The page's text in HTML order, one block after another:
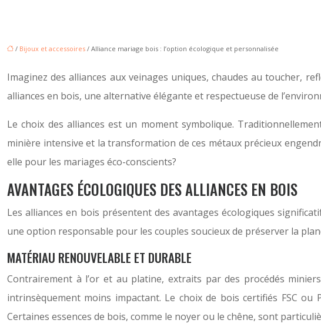
/ Bijoux et accessoires / Alliance mariage bois : l’option écologique et personnalisée
Imaginez des alliances aux veinages uniques, chaudes au toucher,
alliances en bois, une alternative élégante et respectueuse de
Le choix des alliances est un moment symbolique.
minière intensive et la transformation de ces métaux précieux
elle pour les mariages éco-conscients?
AVANTAGES ÉCOLOGIQUES DES ALLIANCES EN BOIS
Les alliances en bois présentent des avantages écologiques
une option responsable pour les couples soucieux de préserver la
MATÉRIAU RENOUVELABLE ET DURABLE
Contrairement à l’or et au platine, extraits par des procédés
intrinsèquement moins impactant. Le choix de bois certifiés FSC
Certaines essences de bois, comme le noyer ou le chêne, sont